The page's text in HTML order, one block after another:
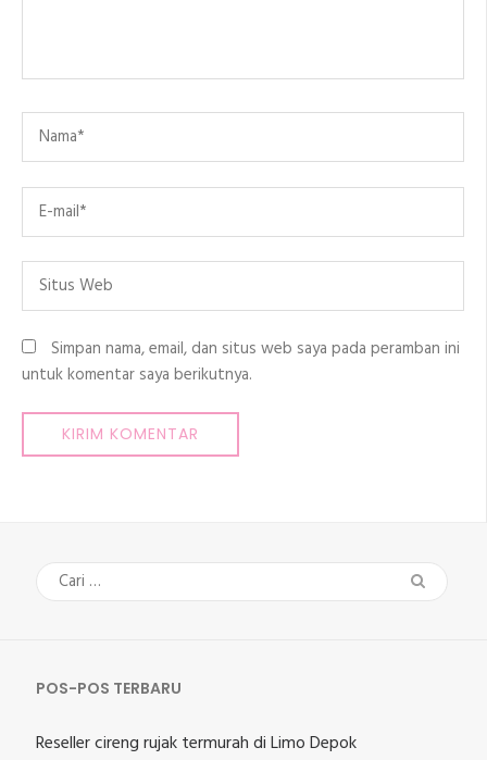
Name
Email
Situs
Web
Simpan nama, email, dan situs web saya pada peramban ini
untuk komentar saya berikutnya.
Cari
untuk:
POS-POS TERBARU
Reseller cireng rujak termurah di Limo Depok